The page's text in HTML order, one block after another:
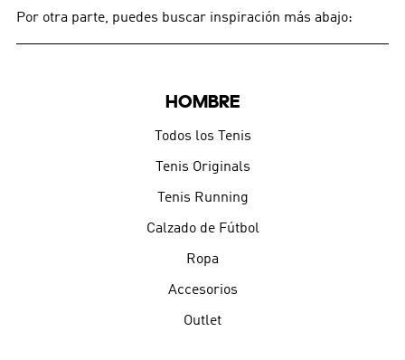
Por otra parte, puedes buscar inspiración más abajo:
HOMBRE
Todos los Tenis
Tenis Originals
Tenis Running
Calzado de Fútbol
Ropa
Accesorios
Outlet